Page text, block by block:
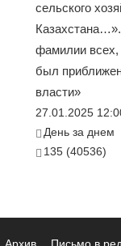
сельского
фамилии всех,
был
власти»
27.01.2025
День за днем
135 (40536)